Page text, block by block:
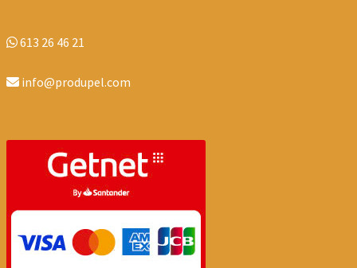
613 26 46 21
info@produpel.com